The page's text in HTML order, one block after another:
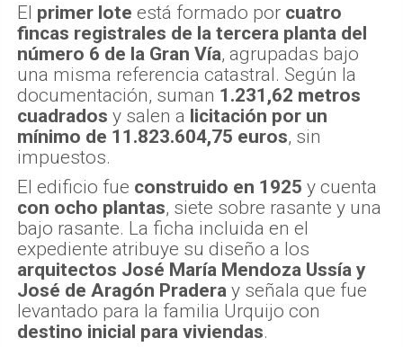
El primer lote está formado por cuatro
fincas registrales de la tercera planta del
número 6 de la Gran Vía, agrupadas bajo
una misma referencia catastral. Según la
documentación, suman 1.231,62 metros
cuadrados y salen a licitación por un
mínimo de 11.823.604,75 euros, sin
impuestos.
El edificio fue construido en 1925 y cuenta
con ocho plantas, siete sobre rasante y una
bajo rasante. La ficha incluida en el
expediente atribuye su diseño a los
arquitectos José María Mendoza Ussía y
José de Aragón Pradera y señala que fue
levantado para la familia Urquijo con
destino inicial para viviendas.